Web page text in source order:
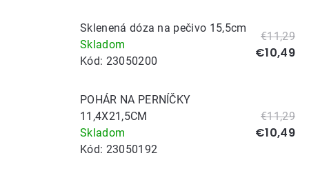
Sklenená dóza na pečivo 15,5cm
Skladom
Kód: 23050200
€11,29
€10,49
POHÁR NA PERNÍČKY
11,4X21,5CM
Skladom
Kód: 23050192
€11,29
€10,49